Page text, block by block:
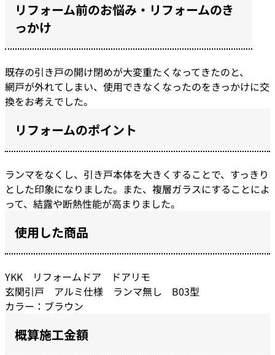
リフォーム前のお悩み・リフォームのき
っかけ
既存の引き戸の開け閉めが大変重たくなってきたのと、
網戸が外れてしまい、使用できなくなったのをきっかけに交
換をお考えでした。
リフォームのポイント
ランマをなくし、引き戸本体を大きくすることで、すっきり
とした印象になりました。また、複層ガラスにすることによ
って、結露や断熱性能が高まりました。
使用した商品
YKK リフォームドア ドアリモ
玄関引戸 アルミ仕様 ランマ無し B03型
カラー：ブラウン
概算施工金額